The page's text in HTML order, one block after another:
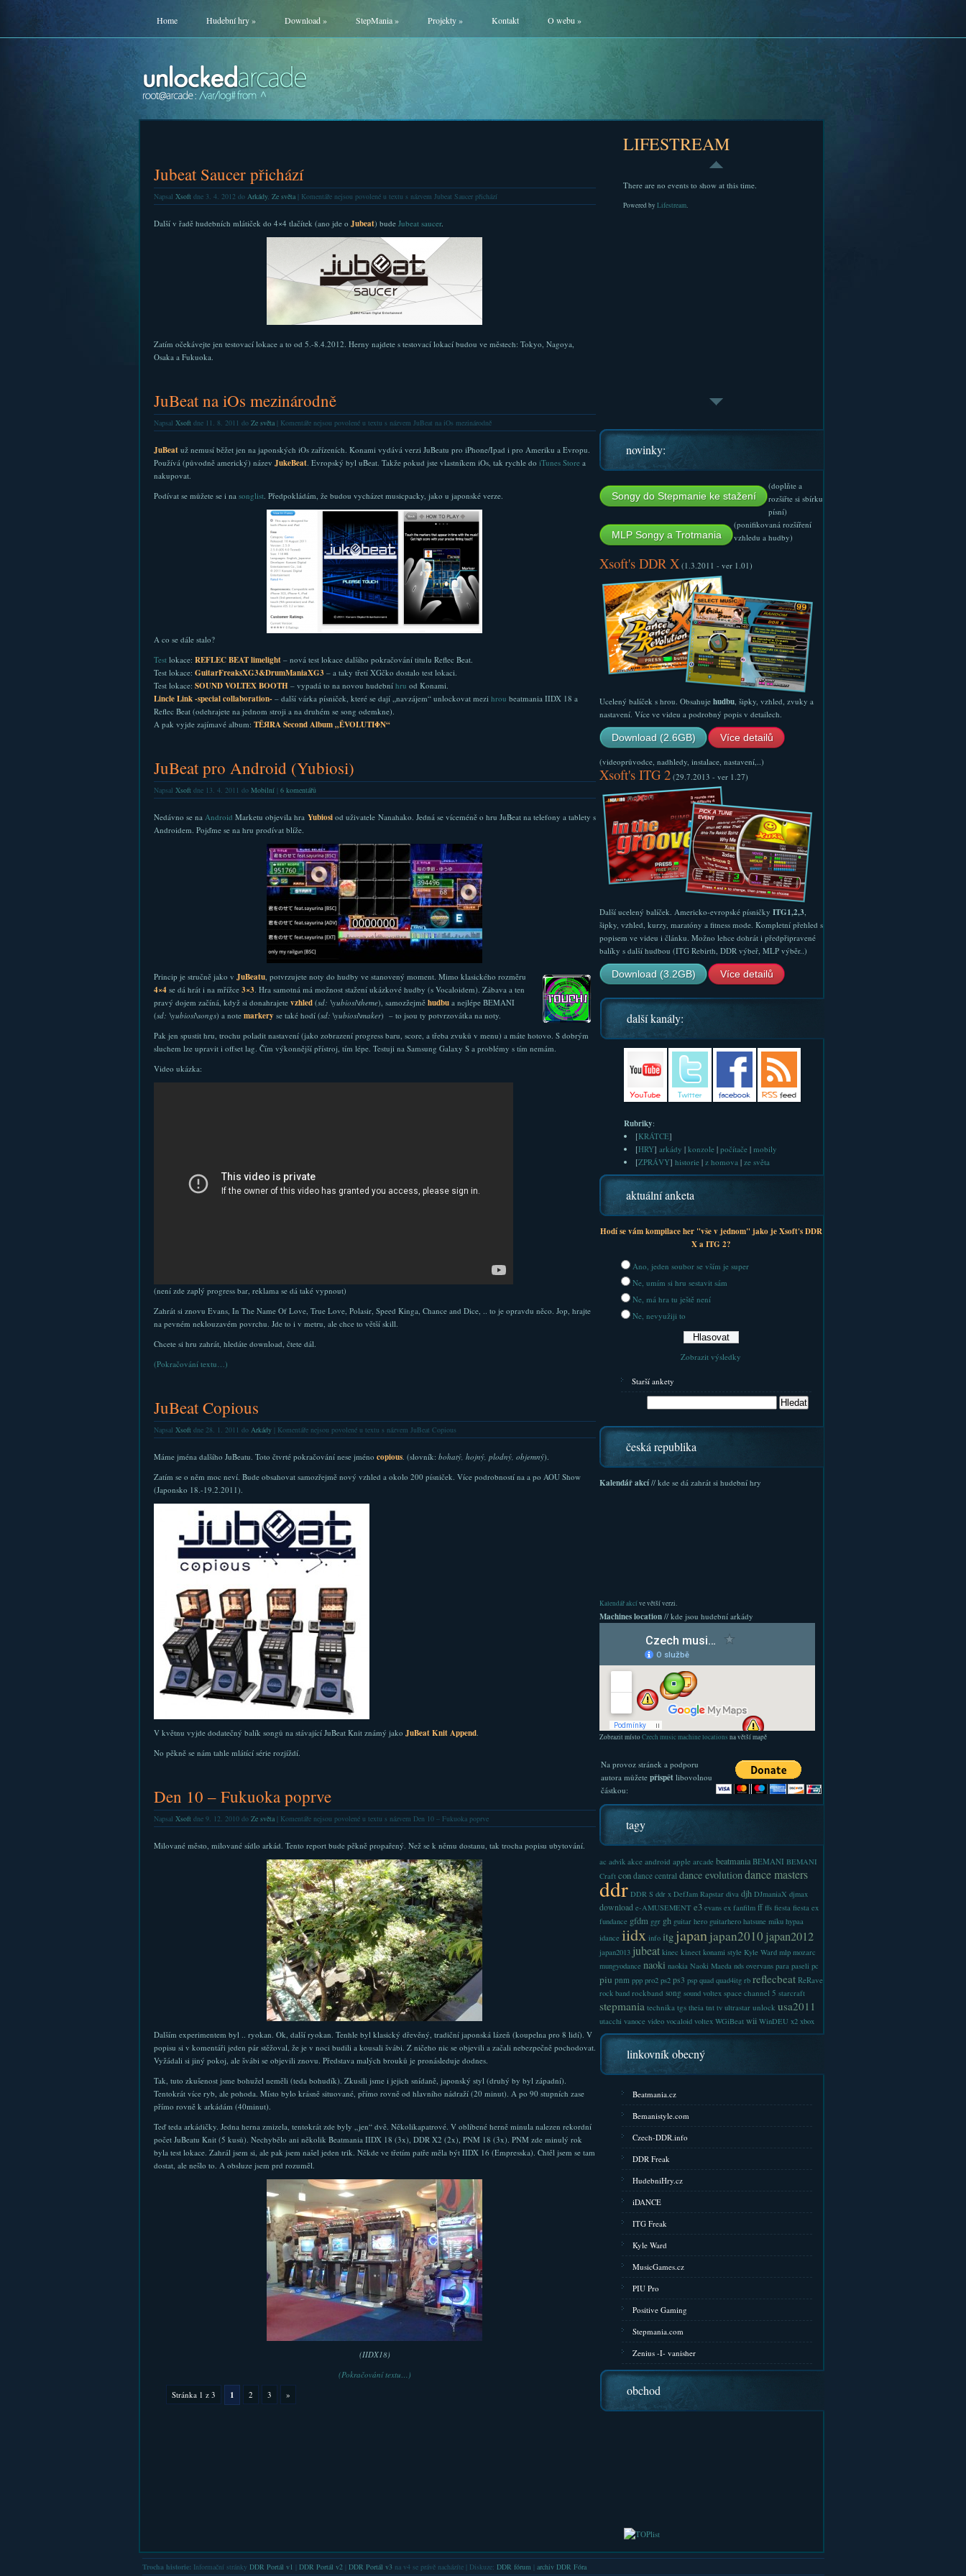
Home Hudební hry» Download» StepMania» Projekty» Kontakt O webu »
Jubeat Saucer přichází
Napsal Xsoftdne 3. 4. 2012 do Arkády, Ze světa| Komentáře nejsou povolenéu textu s názvem Jubeat Saucer přichází
Další v řadě hudebních mlátiček do 4×4 tlačítek (ano jde o Jubeat) bude Jubeat saucer.
Zatím očekávejte jen testovací lokace a to od 5.-8.4.2012. Herny najdete s testovací lokací budou ve městech: Tokyo, Nagoya,
Osaka a Fukuoka.
JuBeat na iOs mezinárodně
Napsal Xsoftdne 11. 8. 2011 do Ze světa| Komentáře nejsou povolenéu textu s názvem JuBeat na iOs mezinárodně
JuBeatuž nemusí běžet jen na japonských iOs zařízeních. Konami vydává verzi JuBeatu pro iPhone/Ipad i pro Ameriku a Evropu.
Používá (původně americký) název JukeBeat. Evropský byl uBeat. Takže pokud jste vlastníkem iOs, tak rychle do iTunes Storea
nakupovat.
Podívat se můžete se i na songlist. Předpokládám, že budou vycházet musicpacky, jako u japonské verze.
A co se dále stalo?
Testlokace: REFLEC BEAT limelight– nová test lokace dalšího pokračování titulu Reflec Beat.
Test lokace: GuitarFreaksXG3&DrumManiaXG3 – a taky třetí XGčko dostalo test lokaci.
Test lokace: SOUND VOLTEX BOOTH– vypadá to na novou hudební hru od Konami.
Lincle Link -special collaboration-– další várka písniček, které se dají „navzájem“ unlockovat mezi hrou beatmania IIDX 18 a
Reflec Beat (odehrajete na jednom stroji a na druhém se song odemkne).
A pak vyjde zajímavé album: TЁЯRA Second Album „ЁVOLUTIΦN“
JuBeat pro Android (Yubiosi)
Napsal Xsoftdne 13. 4. 2011 do Mobilní| 6 komentářů
Nedávno se na Android Marketu objevila hra Yubiosi od uživatele Nanahako. Jedná se víceméně o hru JuBeat na telefony a tablety s
Androidem. Pojďme se na hru prodívat blíže.
Princip je stručně jako v JuBeatu, potvrzujete noty do hudby ve stanovený moment. Mimo klasického rozměru
4×4se dá hrát i na mřížce 3×3. Hra samotná má možnost stažení ukázkové hudby (s Vocaloidem). Zábava a ten
pravý dojem začíná, když si donahrajete vzhled (sd: \yubiosi\theme), samozžejmě hudbua nejlépe BEMANI
(sd: \yubiosi\songs) a note markery se také hodí (sd: \yubiosi\maker) – to jsou ty potvrzovátka na noty.
Pak jen spustit hru, trochu poladit nastavení (jako zobrazení progress baru, score, a třeba zvuků v menu) a máte hotovo. S dobrým
sluchem lze upravit i offset lag. Čím výkonnější přístroj, tím lépe. Testuji na Samsung Galaxy S a problémy s tím nemám.
Video ukázka:
(není zde zaplý progress bar, reklama se dá také vypnout)
Zahrát si znovu Evans, In The Name Of Love, True Love, Polasir, Speed Kinga, Chance and Dice, .. to je opravdu něco. Jop, hrajte
na pevném neklouzavém povrchu. Jde to i v metru, ale chce to větší skill.
Chcete si hru zahrát, hledáte download, čtete dál.
(Pokračování textu…)
JuBeat Copious
Napsal Xsoftdne 28. 1. 2011 do Arkády| Komentáře nejsou povolenéu textu s názvem JuBeat Copious
Máme jména dalšího JuBeatu. Toto čtvrté pokračování nese jméno copious. (slovník: bohatý, hojný, plodný, objemný).
Zatím se o něm moc neví. Bude obsahovat samozřejmě nový vzhled a okolo 200 písniček. Více podrobností na a po AOU Show
(Japonsko 18.-19.2.2011).
V květnu vyjde dodatečný balík songů na stávající JuBeat Knit známý jako JuBeat Knit Append.
No pěkně se nám tahle mlátící série rozjíždí.
Den 10 – Fukuoka poprve
Napsal Xsoftdne 9. 12. 2010 do Ze světa| Komentáře nejsou povolenéu textu s názvem Den 10 – Fukuoka poprve
Milované město, milované sídlo arkád. Tento report bude pěkně propařený. Než se k němu dostanu, tak trocha popisu ubytování.
Dalším experimentem byl .. ryokan. Ok, další ryokan. Tenhle byl klasický dřevěný, tradiční japonská lázeň (koupelna pro 8 lidí). V
popisu si v komentáři jeden pár stěžoval, že je v noci budili a kousali švábi. Z ničeho nic se objevili a začali nebezpečně pochodovat.
Vyžádali si jiný pokoj, ale švábi se objevili znovu. Představa malých brouků je pronásleduje dodnes.
Tak, tuto zkušenost jsme bohužel neměli (teda bohudík). Zkusili jsme i jejich snídaně, japonský styl (druhý by byl západní).
Tentokrát více ryb, ale pohoda. Místo bylo krásně situované, přímo rovně od hlavního nádraží (20 minut). A po 90 stupních zase
přímo rovně k arkádám (40minut).
Teď teda arkádičky. Jedna herna zmizela, tentokrát zde byly „jen“ dvě. Několikapatrové. V oblíbené herně minula nalezen rekordní
počet JuBeatu Knit (5 kusů). Nechybělo ani několik Beatmania IIDX 18 (3x), DDR X2 (2x), PNM 18 (3x). PNM zde minulý rok
byla test lokace. Zahrál jsem si, ale pak jsem našel jeden trik. Někde ve třetím patře měla být IIDX 16 (Empresska). Chtěl jsem se tam
dostat, ale nešlo to. A obsluze jsem prd rozuměl.
(IIDX18)
(Pokračování textu…)
Stránka 1 z 3
1 2 3 »
LIFESTREAM
There are no events to show at this time.
Powered by Lifestream.
novinky:
Songy do Stepmanie ke stažení
(doplňte a
rozšiřte si sbírku
písní)
MLP Songy a Trotmania
(ponifikovaná rozšíření
vzhledu a hudby)
Xsoft's DDR X(1.3.2011 - ver 1.01)
Ucelený balíček s hrou. Obsahuje hudbu, šipky, vzhled, zvuky a
nastavení. Více ve videu a podrobný popis v detailech.
Download (2.6GB) Více detailů
(videoprůvodce, nadhledy, instalace, nastavení,..)
Xsoft's ITG 2(29.7.2013 - ver 1.27)
Další ucelený balíček. Americko-evropské písničky ITG1,2,3,
šipky, vzhled, kurzy, maratóny a fitness mode. Kompletní přehled s
popisem ve videu i článku. Možno lehce dohrát i předpřipravené
balíky s další hudbou (ITG Rebirth, DDR výbeř, MLP výběr..)
Download (3.2GB) Více detailů
další kanály:
Rubriky:
[KRÁTCE]
[HRY] arkády | konzole| počítače| mobily
[ZPRÁVY] historie| z homova| ze světa
aktuální anketa
Hodí se vám kompilace her "vše v jednom" jako je Xsoft's DDR
X a ITG 2?
Ano, jeden soubor se vším je super
Ne, umím si hru sestavit sám
Ne, má hra tu ještě není
Ne, nevyužiji to
Zobrazit výsledky
Starší ankety
česká republika
Kalendář akcí// kde se dá zahrát si hudební hry
Kalendář akcíve větší verzi.
Machines location// kde jsou hudební arkády
Zobrazit místoCzech music machine locations na větší mapě
Na provoz stránek a podporu
autora můžete přispětlibovolnou
částkou:
tagy
ac advik akce android apple arcade beatmania BEMANI BEMANI
Craft con dance central dance evolutiondance masters
ddr DDR S ddr x DefJam Rapstar diva djh DJmaniaX djmax
download e-AMUSEMENT e3 evans ex fanfilm ff ffs fiesta fiesta ex
fundance gfdm ggr gh guitar hero guitarhero hatsune miku hypaa
idance iidx info itg japanjapan2010 japan2012
japan2013 jubeat kinec kinect konami style Kyle Ward mlp mozarc
mungyodance naoki naokia Naoki Maeda nds overvans para paseli pc
piu pnm ppp pro2 ps2 ps3 psp quad quad4itg rb reflecbeat ReRave
rock band rockband song sound voltex space channel 5 starcraft
stepmania technika tgs theia tnt tv ultrastar unlock usa2011
utacchi vanoce video vocaloid voltex WGiBeat wii WinDEU x2 xbox
linkovník obecný
Beatmania.cz
Bemanistyle.com
Czech-DDR.info
DDR Freak
HudebniHry.cz
iDANCE
ITG Freak
Kyle Ward
MusicGames.cz
PIU Pro
Positive Gaming
Stepmania.com
Zenius -I- vanisher
obchod
Trocha historie: Informační stránky DDR Portál v1 DDR Portál v2| DDR Portál v3na v4 se právě nacházíte | Diskuze: DDR fórum archiv DDR Fóra